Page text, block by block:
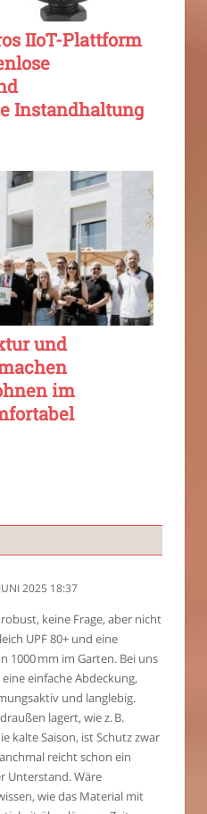
IIoT-Plattform
Instandhaltung
und
im
2025 18:37
keine Frage, aber nicht
UPF 80+ und eine
1000 mm im Garten. Bei uns
einfache Abdeckung,
und langlebig.
lagert, wie z. B.
kalte Saison, ist Schutz zwar
reicht schon ein
Unterstand. Wäre
wie das Material mit